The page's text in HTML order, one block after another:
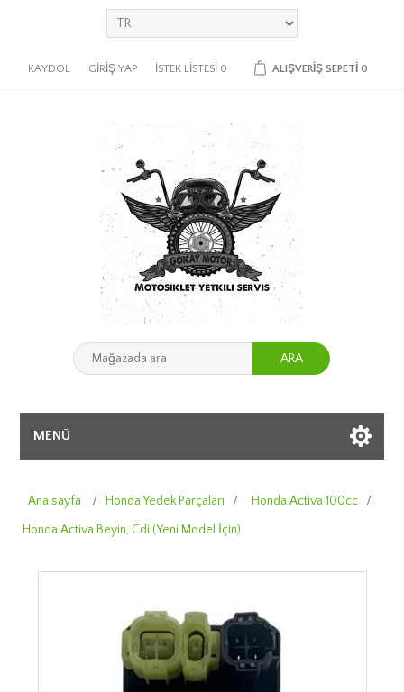
KAYDOL GIRIŞ YAP İSTEK LISTESI 0 ALIŞVERIŞ SEPETI 0
ARA
MENÜ
Ana sayfa / Honda Yedek Parçaları / Honda Activa 100cc
/
Honda Activa Beyin, Cdi (Yeni Model İçin)